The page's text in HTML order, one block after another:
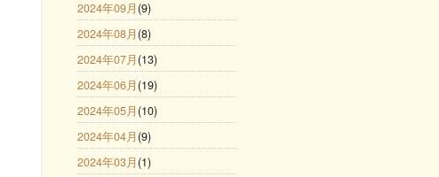
2024年09月 (9)
2024年08月 (8)
2024年07月 (13)
2024年06月 (19)
2024年05月 (10)
2024年04月 (9)
2024年03月 (1)